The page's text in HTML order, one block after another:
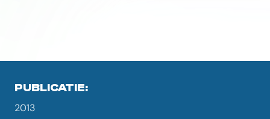
PUBLICATIE:
2013